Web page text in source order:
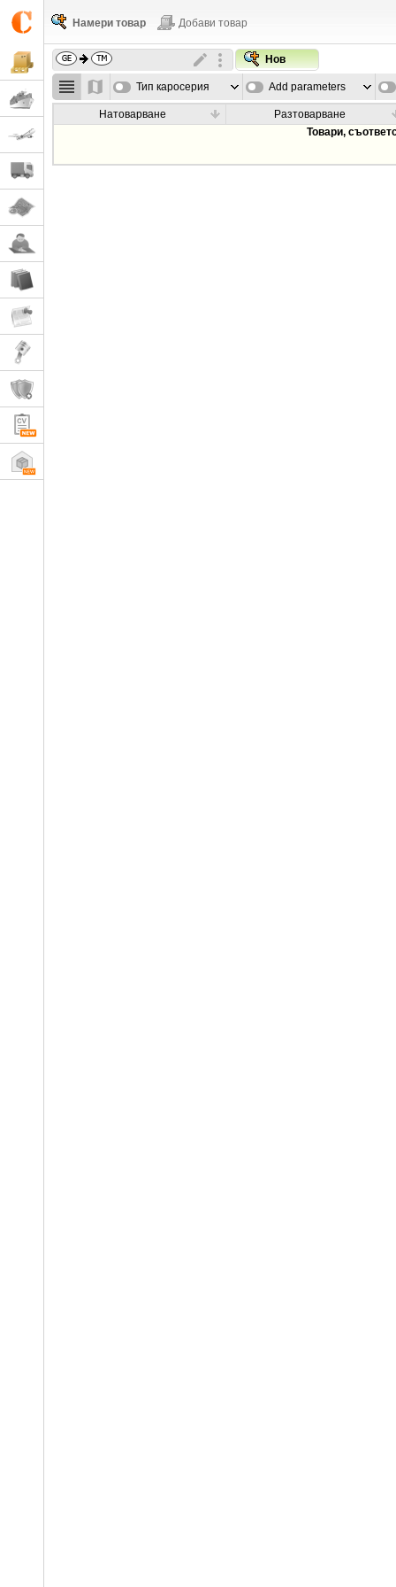
Намери товар Добави товар
Нов
Тип каросерия Add parameters
Натоварване
Разтоварване
Товари,